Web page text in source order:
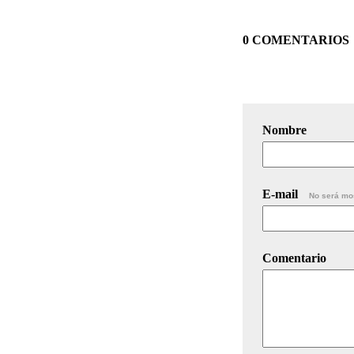
0 COMENTARIOS
Nombre
E-mail No será
Comentario